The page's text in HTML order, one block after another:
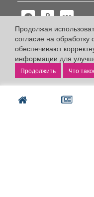
Продолжая
согласие на
обеспечивают
информации для
Что
Политика
Публикации с пометкой
«Партнёрский проект»
Редакция сайта не несет
информации,